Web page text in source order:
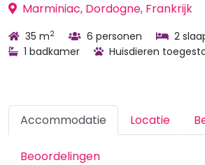
Marminiac, Dordogne, Frankrijk
35 m2 6 personen
2
1 badkamer
Huisdieren
Accommodatie Locatie
Beoordelingen